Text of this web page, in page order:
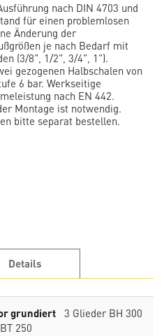
nach DIN 4703 und
für einen problemlosen
Änderung der
je nach Bedarf mit
(3/8", 1/2", 3/4", 1").
gezogenen Halbschalen von
6 bar. Werkseitige
nach EN 442.
Montage ist notwendig.
bitte separat bestellen.
Details
grundiert 3 Glieder BH 300
250